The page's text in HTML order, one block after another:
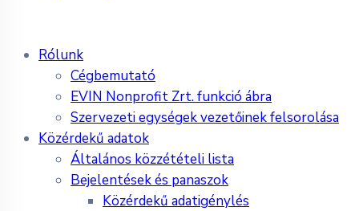
Rólunk
Cégbemutató
EVIN Nonprofit Zrt. funkció ábra
Szervezeti egységek vezetőinek felsorolása
Közérdekű adatok
Általános közzétételi lista
Bejelentések és panaszok
Közérdekű adatigénylés